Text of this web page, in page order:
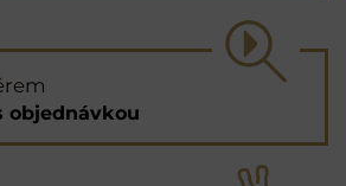
objednávkou